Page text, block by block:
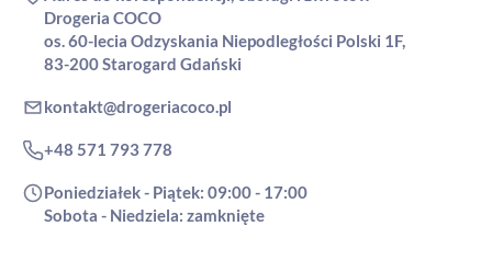
Drogeria COCO
os. 60-lecia Odzyskania Niepodległości Polski 1F,
83-200 Starogard Gdański
kontakt@drogeriacoco.pl
+48 571 793 778
Poniedziałek - Piątek: 09:00 - 17:00
Sobota - Niedziela: zamknięte